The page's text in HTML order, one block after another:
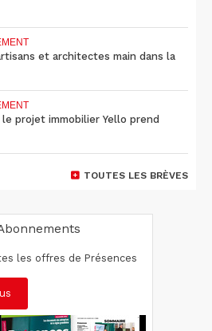
et architectes main dans la
projet immobilier Yello prend
TOUTES LES BRÈVES
les offres de Présences